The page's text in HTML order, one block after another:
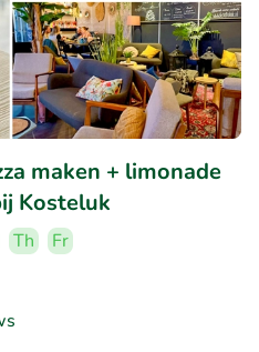
maken + limonade
Kosteluk
Th
Fr